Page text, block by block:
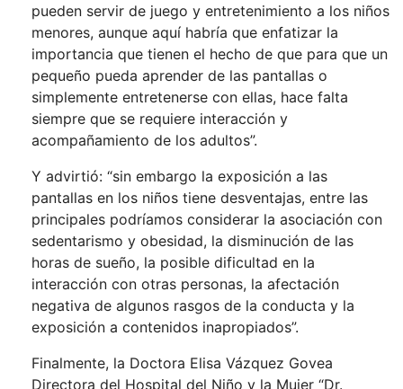
pueden servir de juego y entretenimiento a los niños
menores, aunque aquí habría que enfatizar la
importancia que tienen el hecho de que para que un
pequeño pueda aprender de las pantallas o
simplemente entretenerse con ellas, hace falta
siempre que se requiere interacción y
acompañamiento de los adultos”.
Y advirtió: “sin embargo la exposición a las
pantallas en los niños tiene desventajas, entre las
principales podríamos considerar la asociación con
sedentarismo y obesidad, la disminución de las
horas de sueño, la posible dificultad en la
interacción con otras personas, la afectación
negativa de algunos rasgos de la conducta y la
exposición a contenidos inapropiados”.
Finalmente, la Doctora Elisa Vázquez Govea
Directora del Hospital del Niño y la Mujer “Dr.